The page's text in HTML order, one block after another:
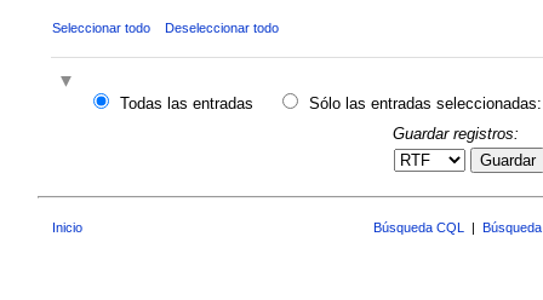
Seleccionar todo Deseleccionar todo
Todas las entradas
Sólo las entradas seleccionadas:
Guardar registros:
Guardar
Inicio Búsqueda CQL